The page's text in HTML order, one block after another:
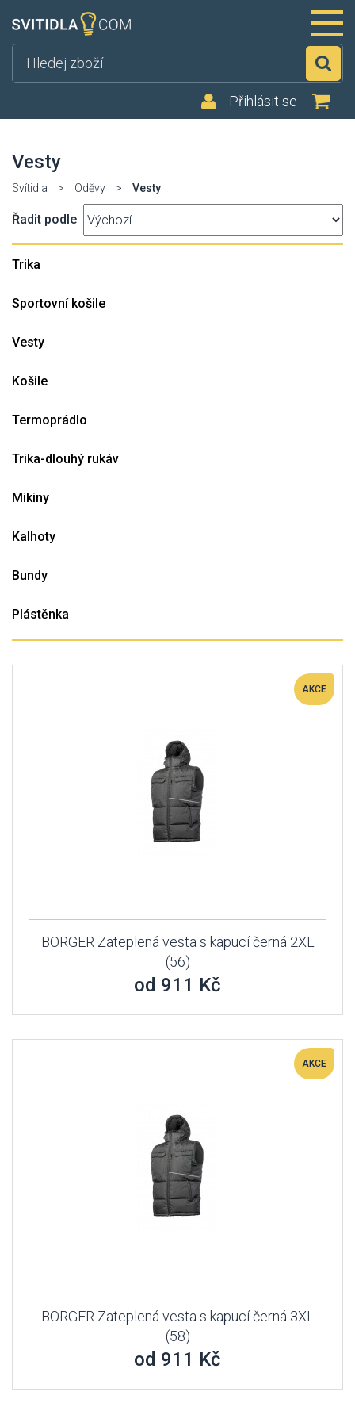
Přihlásit se
Vesty
Svítidla > Oděvy > Vesty
Řadit podle
Trika
Sportovní košile
Vesty
Košile
Termoprádlo
Trika-dlouhý rukáv
Mikiny
Kalhoty
Bundy
Plástěnka
AKCE
BORGER Zateplená vesta s kapucí černá 2XL
(56)
od 911 Kč
AKCE
BORGER Zateplená vesta s kapucí černá 3XL
(58)
od 911 Kč